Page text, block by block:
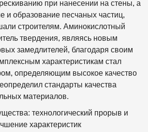
при нанесении на стены, а
и образование песчаных частиц,
строителям. Аминокислотный
твердения, являясь новым
замедлителей, благодаря своим
характеристикам стал
определяющим высокое качество
стандарты качества
материалов.
технологический прорыв и
характеристик